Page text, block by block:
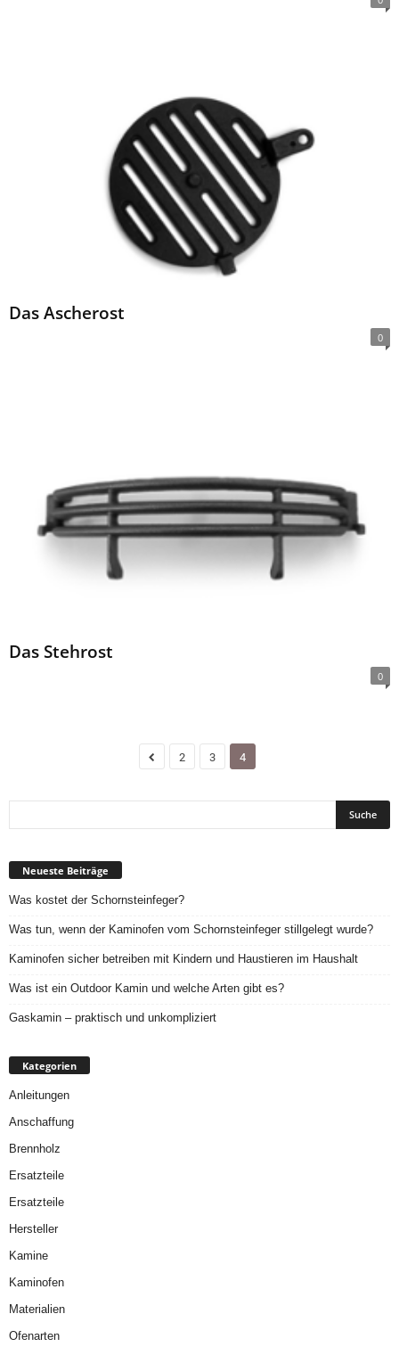
Das Ascherost
0
Das Stehrost
0
2 3 4
Neueste Beiträge
Was kostet der Schornsteinfeger?
Was tun, wenn der Kaminofen vom Schornsteinfeger stillgelegt wurde?
Kaminofen sicher betreiben mit Kindern und Haustieren im Haushalt
Was ist ein Outdoor Kamin und welche Arten gibt es?
Gaskamin – praktisch und unkompliziert
Kategorien
Anleitungen
Anschaffung
Brennholz
Ersatzteile
Ersatzteile
Hersteller
Kamine
Kaminofen
Materialien
Ofenarten